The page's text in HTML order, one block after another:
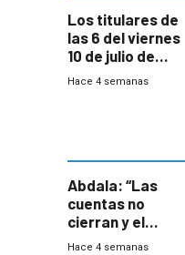
Los titulares de
las 6 del viernes
10 de julio de
2026
Hace 4 semanas
Abdala: “Las
cuentas no
cierran y el
balance del
Hace 4 semanas